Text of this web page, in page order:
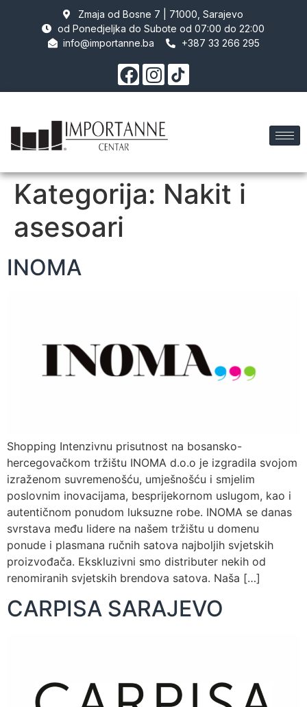
Zmaja od Bosne 7 | 71000, Sarajevo
od Ponedjeljka do Subote od 07:00 do 22:00
info@importanne.ba
+387 33 266 295
Kategorija: Nakit i
asesoari
INOMA
Shopping Intenzivnu prisutnost na bosansko-
hercegovačkom tržištu INOMA d.o.o je izgradila svojom
izraženom suvremenošću, umješnošću i smjelim
poslovnim inovacijama, besprijekornom uslugom, kao i
autentičnom ponudom luksuzne robe. INOMA se danas
svrstava među lidere na našem tržištu u domenu
ponude i plasmana ručnih satova najboljih svjetskih
proizvođača. Ekskluzivni smo distributer nekih od
renomiranih svjetskih brendova satova. Naša […]
CARPISA SARAJEVO